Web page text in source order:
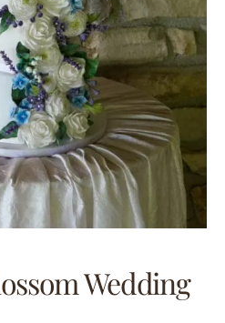
Wedding